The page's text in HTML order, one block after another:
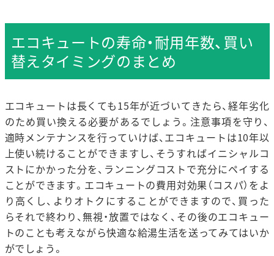
エコキュートの寿命・耐用年数、買い
替えタイミングのまとめ
エコキュートは長くても15年が近づいてきたら、経年劣化
のため買い換える必要があるでしょう。注意事項を守り、
適時メンテナンスを行っていけば、エコキュートは10年以
上使い続けることができますし、そうすればイニシャルコ
ストにかかった分を、ランニングコストで充分にペイする
ことができます。エコキュートの費用対効果（コスパ）をよ
り高くし、よりオトクにすることができますので、買った
らそれで終わり、無視・放置ではなく、その後のエコキュー
トのことも考えながら快適な給湯生活を送ってみてはいか
がでしょう。